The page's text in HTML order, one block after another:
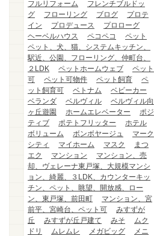
フルリフォーム
フレンチブルドッ
グ
フローリング ブログ
プロテ
イン
プロデュース
プロローグ
ヘーベルハウス
ペコペコ
ペット
ペット、犬、猫、システムキッチン、
駅近、公園、フローリング、仲町台、
２LDK
ペットホームウェブ
ペット
可
ペット可物件 ペット飼育
ペ
ット飼育可
ベトナム
ベビーカー
ベランダ
ベルヴィル
ベルヴィル向
ヶ丘遊園
ホームエレベーター
ポジ
ティブ
ポテトフリッター
ホテル
ボリューム
ボンボヤージュ
マーク
シティ
マイホーム マスク
まつ
エク
マンション
マンション、売
却、ヴェレーナ東戸塚、大規模マンシ
ョン、綺麗、３LDK、カウンターキッ
チン、ペット、眺望、開放感、ロー
ン、東戸塚、前田町
マンション、宮
前平、宮崎台、ペット可
みすずが
丘
みすずが丘戸建て みそ
ムク
ドリ
ムレムレ メガビッグ
メニ